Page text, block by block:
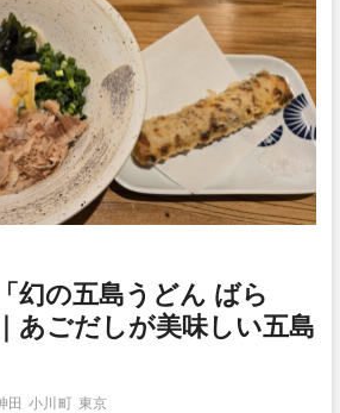
幻の五島うどん ばら
あごだしが美味しい五島
田 小川町 東京